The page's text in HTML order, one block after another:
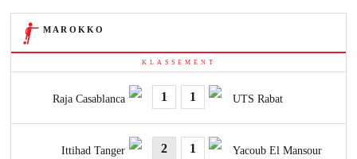
MAROKKO
KLASSEMENT
Raja Casablanca UTS Rabat
1 1
Ittihad Tanger Yacoub El Mansour
2 1